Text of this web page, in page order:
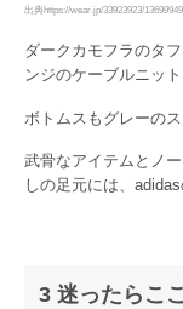
出典https://wear.jp/33923923/
ダークカモフラのタ
ンジのケーブルニット
ボトムスもグレーの
武骨なアイテムとノ
しの足元には、
3 迷ったらこ